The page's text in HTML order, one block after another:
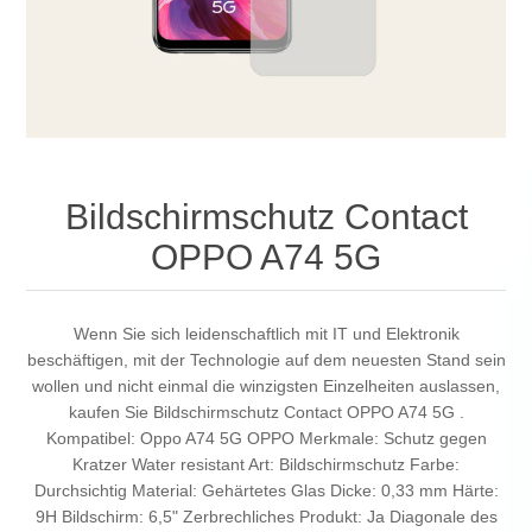
Bildschirmschutz Contact
OPPO A74 5G
Wenn Sie sich leidenschaftlich mit IT und Elektronik
beschäftigen, mit der Technologie auf dem neuesten Stand sein
wollen und nicht einmal die winzigsten Einzelheiten auslassen,
kaufen Sie Bildschirmschutz Contact OPPO A74 5G .
Kompatibel: Oppo A74 5G OPPO Merkmale: Schutz gegen
Kratzer Water resistant Art: Bildschirmschutz Farbe:
Durchsichtig Material: Gehärtetes Glas Dicke: 0,33 mm Härte:
9H Bildschirm: 6,5" Zerbrechliches Produkt: Ja Diagonale des